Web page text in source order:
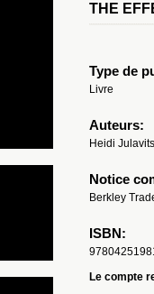
THE
Type de
Livre
Auteurs:
Heidi Julavits
Notice
Berkley
ISBN:
Le compte